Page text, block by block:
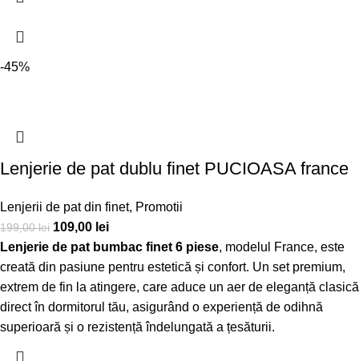
-45%
Lenjerie de pat dublu finet PUCIOASA france
Lenjerii de pat din finet, Promotii
199,00lei 109,00 lei
Lenjerie de pat bumbac finet 6 piese, modelul France, este
creată din pasiune pentru estetică și confort. Un set premium,
extrem de fin la atingere, care aduce un aer de eleganță clasică
direct în dormitorul tău, asigurând o experiență de odihnă
superioară și o rezistență îndelungată a țesăturii.